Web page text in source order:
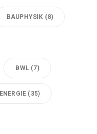
BAUPHYSIK (8)
BWL (7)
ENERGIE (35)